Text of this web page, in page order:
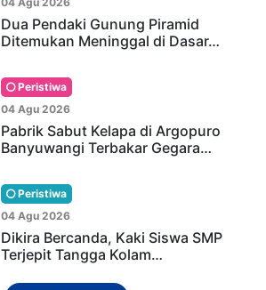
Dua Pendaki Gunung Piramid
Ditemukan Meninggal di Dasar…
Peristiwa
04 Agu 2026
Pabrik Sabut Kelapa di Argopuro
Banyuwangi Terbakar Gegara…
Peristiwa
04 Agu 2026
Dikira Bercanda, Kaki Siswa SMP
Terjepit Tangga Kolam…